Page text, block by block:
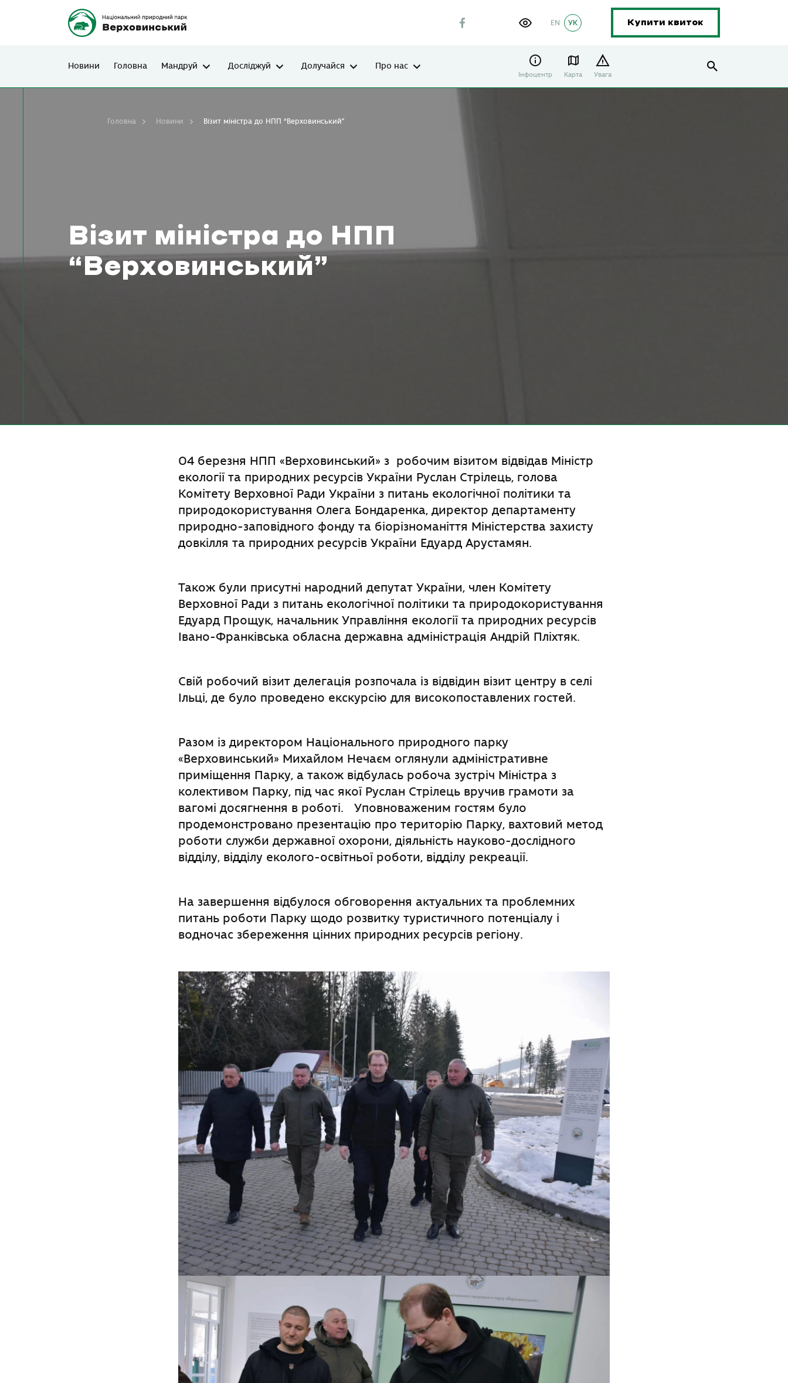
УК
EN Купити квиток
Новини Головна Мандруй Досліджуй Долучайся Про нас
Інфоцентр Карта Увага
Візит міністра до НПП
“Верховинський”
Головна Новини Візит міністра до НПП “Верховинський”
04 березня НПП «Верховинський» з робочим візитом відвідав Міністр
екології та природних ресурсів України Руслан Стрілець, голова
Комітету Верховної Ради України з питань екологічної політики та
природокористування Олега Бондаренка, директор департаменту
природно-заповідного фонду та біорізноманіття Міністерства захисту
довкілля та природних ресурсів України Едуард Арустамян.
Також були присутні народний депутат України, член Комітету
Верховної Ради з питань екологічної політики та природокористування
Едуард Прощук, начальник Управління екології та природних ресурсів
Івано-Франківська обласна державна адміністрація Андрій Пліхтяк.
Свій робочий візит делегація розпочала із відвідин візит центру в селі
Ільці, де було проведено екскурсію для високопоставлених гостей.
Разом із директором Національного природного парку
«Верховинський» Михайлом Нечаєм оглянули адміністративне
приміщення Парку, а також відбулась робоча зустріч Міністра з
колективом Парку, під час якої Руслан Стрілець вручив грамоти за
вагомі досягнення в роботі. Уповноваженим гостям було
продемонстровано презентацію про територію Парку, вахтовий метод
роботи служби державної охорони, діяльність науково-дослідного
відділу, відділу еколого-освітньої роботи, відділу рекреації.
На завершення відбулося обговорення актуальних та проблемних
питань роботи Парку щодо розвитку туристичного потенціалу і
водночас збереження цінних природних ресурсів регіону.